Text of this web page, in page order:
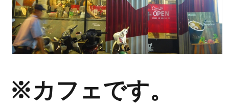
※カフェです。